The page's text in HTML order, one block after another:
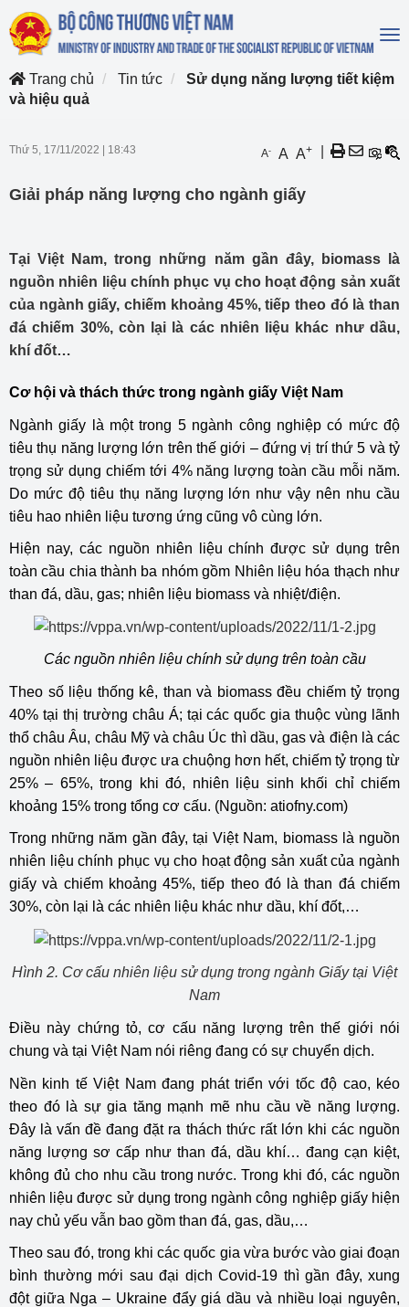
Trang chủ
Tin tức
Sử dụng năng lượng tiết kiệm
và hiệu quả
Thứ 5, 17/11/2022 18:43 A- A A+
Giải pháp năng lượng cho ngành giấy
Tại Việt Nam, trong những năm gần đây, biomass là
nguồn nhiên liệu chính phục vụ cho hoạt động sản xuất
của ngành giấy, chiếm khoảng 45%, tiếp theo đó là than
đá chiếm 30%, còn lại là các nhiên liệu khác như dầu,
khí đốt…
Cơ hội và thách thức trong ngành giấy Việt Nam
Ngành giấy là một trong 5 ngành công nghiệp có mức độ
tiêu thụ năng lượng lớn trên thế giới – đứng vị trí thứ 5 và tỷ
trọng sử dụng chiếm tới 4% năng lượng toàn cầu mỗi năm.
Do mức độ tiêu thụ năng lượng lớn như vậy nên nhu cầu
tiêu hao nhiên liệu tương ứng cũng vô cùng lớn.
Hiện nay, các nguồn nhiên liệu chính được sử dụng trên
toàn cầu chia thành ba nhóm gồm Nhiên liệu hóa thạch như
than đá, dầu, gas; nhiên liệu biomass và nhiệt/điện.
Các nguồn nhiên liệu chính sử dụng trên toàn cầu
Theo số liệu thống kê, than và biomass đều chiếm tỷ trọng
40% tại thị trường châu Á; tại các quốc gia thuộc vùng lãnh
thổ châu Âu, châu Mỹ và châu Úc thì dầu, gas và điện là các
nguồn nhiên liệu được ưa chuộng hơn hết, chiếm tỷ trọng từ
25% – 65%, trong khi đó, nhiên liệu sinh khối chỉ chiếm
khoảng 15% trong tổng cơ cấu. (Nguồn: atiofny.com)
Trong những năm gần đây, tại Việt Nam, biomass là nguồn
nhiên liệu chính phục vụ cho hoạt động sản xuất của ngành
giấy và chiếm khoảng 45%, tiếp theo đó là than đá chiếm
30%, còn lại là các nhiên liệu khác như dầu, khí đốt,…
Hình 2. Cơ cấu nhiên liệu sử dụng trong ngành Giấy tại Việt
Nam
Điều này chứng tỏ, cơ cấu năng lượng trên thế giới nói
chung và tại Việt Nam nói riêng đang có sự chuyển dịch.
Nền kinh tế Việt Nam đang phát triển với tốc độ cao, kéo
theo đó là sự gia tăng mạnh mẽ nhu cầu về năng lượng.
Đây là vấn đề đang đặt ra thách thức rất lớn khi các nguồn
năng lượng sơ cấp như than đá, dầu khí… đang cạn kiệt,
không đủ cho nhu cầu trong nước. Trong khi đó, các nguồn
nhiên liệu được sử dụng trong ngành công nghiệp giấy hiện
nay chủ yếu vẫn bao gồm than đá, gas, dầu,…
Theo sau đó, trong khi các quốc gia vừa bước vào giai đoạn
bình thường mới sau đại dịch Covid-19 thì gần đây, xung
đột giữa Nga – Ukraine đẩy giá dầu và nhiều loại nguyên,